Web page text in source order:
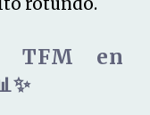
TFM en